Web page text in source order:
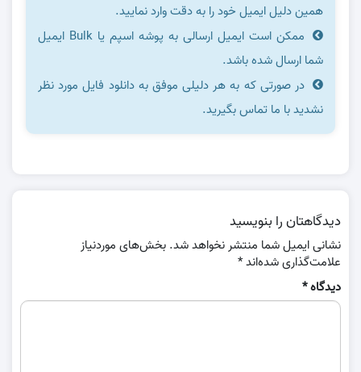
همین دلیل ایمیل خود را به دقت وارد نمایید.
ممکن است ایمیل ارسالی به پوشه اسپم یا Bulk ایمیل
شما ارسال شده باشد.
در صورتی که به هر دلیلی موفق به دانلود فایل مورد نظر
نشدید با ما تماس بگیرید.
دیدگاهتان را بنویسید
نشانی ایمیل شما منتشر نخواهد شد. بخش‌های موردنیاز
علامت‌گذاری شده‌اند*
دیدگاه*